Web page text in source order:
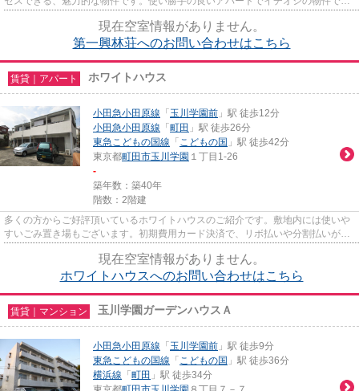
現在空室情報がありません。
第一興林荘へのお問い合わせはこちら
賃貸｜アパート ホワイトハウス
小田急小田原線 「 玉川学園前 」駅 徒歩12分
小田急小田原線 「 町田 」駅 徒歩26分
東急こどもの国線 「 こどもの国 」駅 徒歩42分
東京都町田市玉川学園 １丁目1-26
-
築年数：築40年
階数：2階建
多くの方からご好評頂いているホワイトハウスのご紹介です。敷地内には使いや
すいごみ置き場もございます。初期費用カード決済で、リボ払いや分割払いが可
現在空室情報がありません。
ホワイトハウスへのお問い合わせはこちら
賃貸｜マンション 玉川学園ガーデンハウスＡ
小田急小田原線 「 玉川学園前 」駅 徒歩9分
東急こどもの国線 「 こどもの国 」駅 徒歩36分
横浜線 「 町田 」駅 徒歩34分